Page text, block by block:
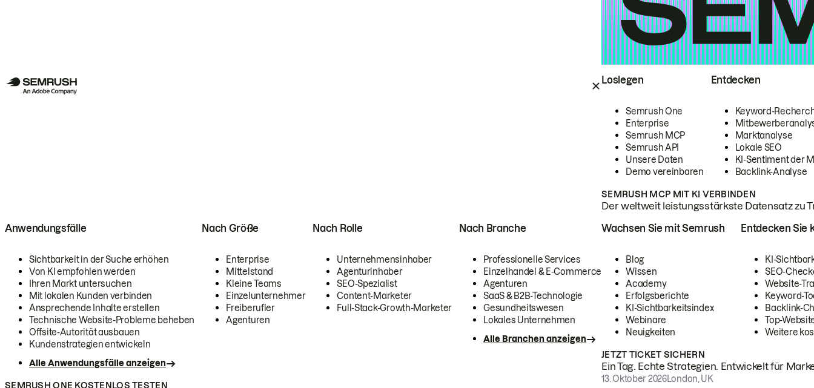
Loslegen
Semrush One
Enterprise
Semrush MCP
Semrush API
Unsere Daten
Demo vereinbaren
Entdecken
Keyword-
Marktanalyse
Lokale SEO
KI-Sentiment der
Backlink-Analyse
SEMRUSH MCP MIT KI VERBINDEN
Der weltweit leistungsstärkste Datensatz zu
Anwendungsfälle
Sichtbarkeit in der Suche erhöhen
Von KI empfohlen werden
Ihren Markt untersuchen
Mit lokalen Kunden verbinden
Ansprechende Inhalte erstellen
Technische Website-Probleme beheben
Offsite-Autorität ausbauen
Kundenstrategien entwickeln
Alle Anwendungsfälle anzeigen
Nach Größe
Enterprise
Mittelstand
Kleine Teams
Einzelunternehmer
Freiberufler
Agenturen
Nach Rolle
Unternehmensinhaber
Agenturinhaber
SEO-Spezialist
Content-Marketer
Full-Stack-Growth-Marketer
Nach Branche
Professionelle Services
Einzelhandel & E-Commerce
Agenturen
SaaS & B2B-Technologie
Gesundheitswesen
Lokales Unternehmen
Alle Branchen anzeigen
SEMRUSH ONE KOSTENLOS TESTEN
Wachsen Sie mit Semrush
Blog
Wissen
Academy
Erfolgsberichte
KI-Sichtbarkeitsindex
Webinare
Neuigkeiten
Entdecken Sie
KI-
SEO-
Website-
Keyword-
Backlink-
Top-
Weitere
JETZT TICKET SICHERN
Ein Tag. Echte Strategien. Entwickelt für
13. Oktober 2026London, UK